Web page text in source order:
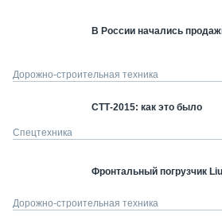
В России начались
Дорожно-строительная техника
СТТ-2015: как это было
Спецтехника
Фронтальный погрузчик
Дорожно-строительная техника